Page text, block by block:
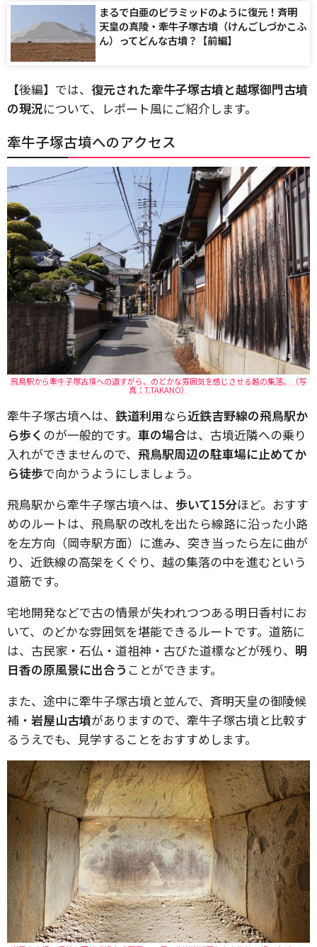
まるで白亜のピラミッドのように復元！斉明
天皇の真陵・牽牛子塚古墳（けんごしづかこふ
ん）ってどんな古墳？【前編】
【後編】では、 復元された牽牛子塚古墳と越塚御門古墳
の現況について、レポート風にご紹介します。
牽牛子塚古墳へのアクセス
飛鳥駅から牽牛子塚古墳への道すがら、のどかな雰囲気を感じさせる越の集落。（写
真：T.TAKANO）
牽牛子塚古墳へは、 鉄道利用なら近鉄吉野線の飛鳥駅か
ら歩く のが一般的です。 車の場合は、古墳近隣への乗り
入れができませんので、 飛鳥駅周辺の駐車場に止めてか
ら徒歩で向かうようにしましょう。
飛鳥駅から牽牛子塚古墳へは、 歩いて15分ほど。おすす
めのルートは、飛鳥駅の改札を出たら線路に沿った小路
を左方向（岡寺駅方面）に進み、突き当ったら左に曲が
り、近鉄線の高架をくぐり、越の集落の中を進むという
道筋です。
宅地開発などで古の情景が失われつつある明日香村にお
いて、のどかな雰囲気を堪能できるルートです。道筋に
は、古民家・石仏・道祖神・古びた道標などが残り、 明
日香の原風景に出合う ことができます。
また、途中に牽牛子塚古墳と並んで、斉明天皇の御陵候
補・ 岩屋山古墳がありますので、牽牛子塚古墳と比較す
るうえでも、見学することをおすすめします。